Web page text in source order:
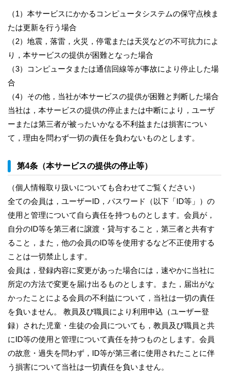
（1）本サービスにかかるコンピュータシステムの保守点検ま
たは更新を行う場合
（2）地震，落雷，火災，停電または天災などの不可抗力によ
り，本サービスの提供が困難となった場合
（3）コンピュータまたは通信回線等が事故により停止した場
合
（4）その他，当社が本サービスの提供が困難と判断した場合
当社は，本サービスの提供の停止または中断により，ユーザ
ーまたは第三者が被ったいかなる不利益または損害につい
て，理由を問わず一切の責任を負わないものとします。
第4条（本サービスの提供の停止等）
（個人情報取り扱いについても合わせてご覧ください）
全ての会員は，ユーザーID，パスワード（以下「ID等」）の
使用と管理について自ら責任を持つものとします。会員が，
自分のID等を第三者に譲渡・貸与すること，第三者と共有す
ること，また，他の会員のID等を使用するなど不正使用する
ことは一切禁止します。
会員は，登録内容に変更があった場合には，速やかに当社に
所定の方法で変更を届け出るものとします。また，届出がな
かったことによる会員の不利益について，当社は一切の責任
を負いません。 教員及び職員により利用申込（ユーザー登
録）された児童・生徒の会員についても，教員及び職員と共
にID等の使用と管理について責任を持つものとします。会員
の故意・過失を問わず，ID等が第三者に使用されたことに伴
う損害について当社は一切責任を負いません。